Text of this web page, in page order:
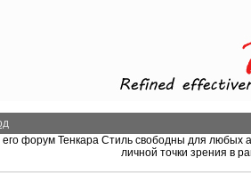
форум Тенкара Стиль свободны для любых
личной точки зрения в